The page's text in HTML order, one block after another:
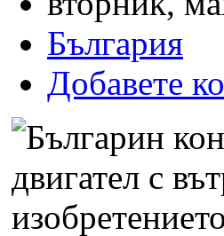
България
Добавете